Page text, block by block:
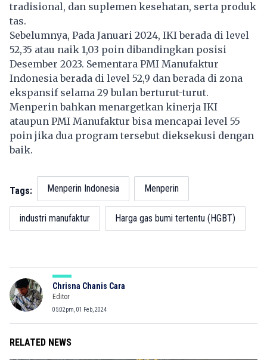
tradisional, dan suplemen kesehatan, serta produk
tas.
Sebelumnya, Pada Januari 2024, IKI berada di level
52,35 atau naik 1,03 poin dibandingkan posisi
Desember 2023. Sementara PMI Manufaktur
Indonesia berada di level 52,9 dan berada di zona
ekspansif selama 29 bulan berturut-turut.
Menperin bahkan menargetkan kinerja IKI
ataupun PMI Manufaktur bisa mencapai level 55
poin jika dua program tersebut dieksekusi dengan
baik.
Tags: Menperin Indonesia Menperin
industri manufaktur Harga gas bumi tertentu (HGBT)
Chrisna Chanis Cara
Editor
05:02pm, 01 Feb, 2024
RELATED NEWS